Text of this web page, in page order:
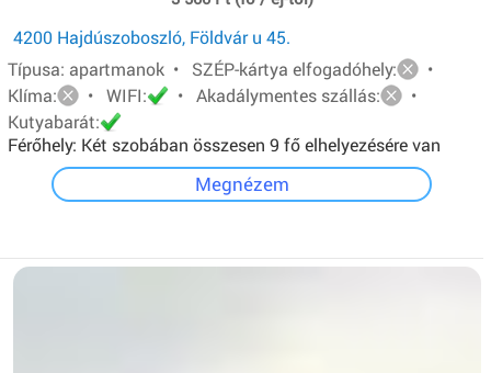
4200 Hajdúszoboszló, Földvár u 45.
Típusa: apartmanok • SZÉP-kártya elfogadóhely:
•
Klíma:
• WIFI: • Akadálymentes szállás:
•
Kutyabarát:
Férőhely: Két szobában összesen 9 fő elhelyezésére van
lehetőség.A földszinti apartman 4 férőhelyes, egyszerű
felszereltségű. Emeleti apartman 5 férőhelyes, teljesen
Megnézem